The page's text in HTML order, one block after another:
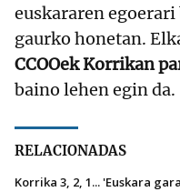
euskararen
gaurko honetan.
CCOOek Korrikan
baino lehen egin da.
RELACIONADAS
Korrika 3, 2, 1... 'Euskara